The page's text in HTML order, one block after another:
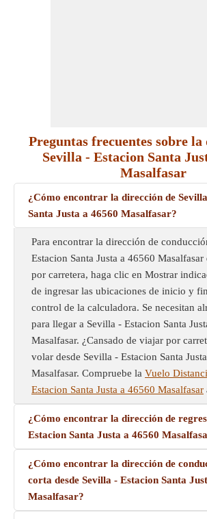
Preguntas frecuentes sobre
Sevilla - Estacion Santa
Masalfasar
¿Cómo encontrar la dirección de
Santa Justa a 46560 Masalfasar?
Para encontrar la dirección de
Estacion Santa Justa a 46560 Masalfasar
por carretera, haga clic en Mostrar
de ingresar las ubicaciones de inicio y
control de la calculadora. Se necesitan
para llegar a Sevilla - Estacion Santa
Masalfasar. ¿Cansado de viajar por
volar desde Sevilla - Estacion Santa
Masalfasar. Compruebe la Vuelo
Estacion Santa Justa a 46560 Masalfasar
¿Cómo encontrar la dirección de
Estacion Santa Justa a 46560
¿Cómo encontrar la dirección de
corta desde Sevilla - Estacion Santa
Masalfasar?